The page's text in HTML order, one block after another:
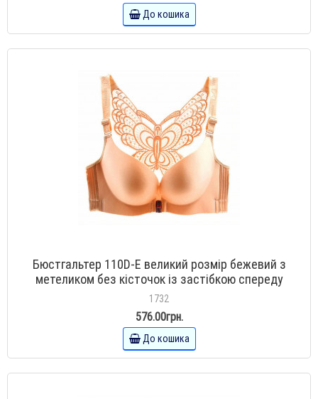
До кошика
Бюстгальтер 110D-E великий розмір бежевий з
метеликом без кісточок із застібкою спереду
1732
576.00грн.
До кошика